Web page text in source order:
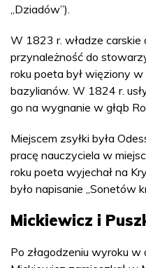
„Dziadów”).
W 1823 r. władze
przynależność do
roku poeta był więziony
bazylianów. W 1824 r.
go na wygnanie w głąb
Miejscem zsyłki była
pracę nauczyciela w
roku poeta wyjechał na
było napisanie „Sonetów
Mickiewicz i
Po złagodzeniu wyroku w